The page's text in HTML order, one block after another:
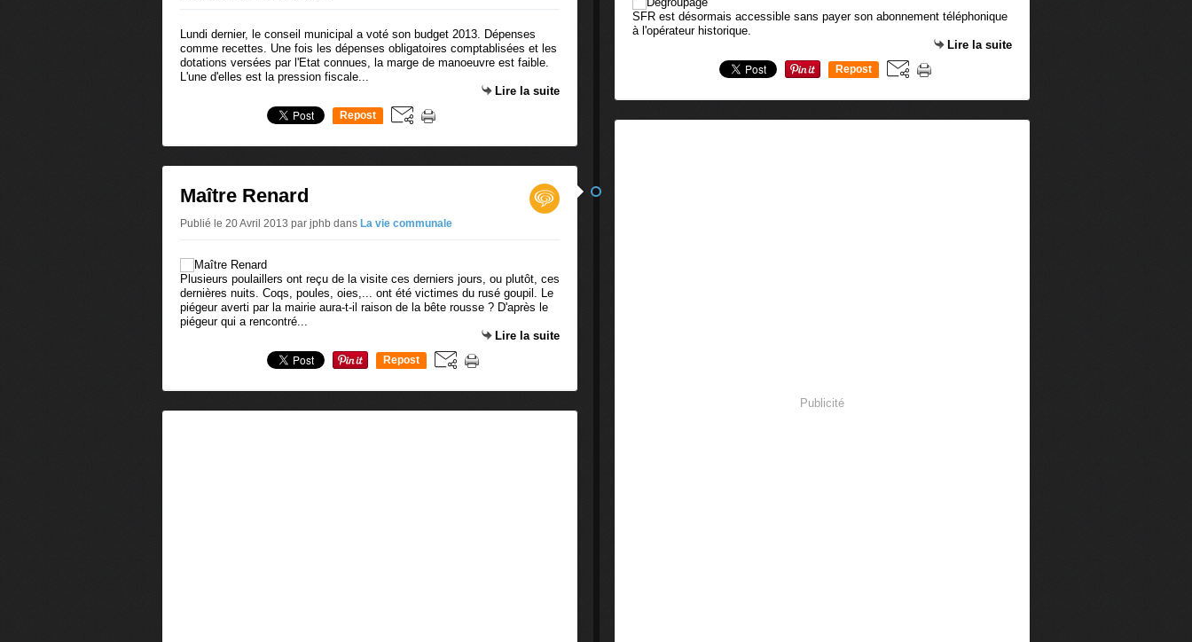
Lundi dernier, le conseil municipal a voté son budget 2013. Dépenses
comme recettes. Une fois les dépenses obligatoires comptablisées et les
dotations versées par l'Etat connues, la marge de manoeuvre est faible.
L'une d'elles est la pression fiscale...
Lire la suite
Repost
Maître Renard
Publié le 20 Avril 2013 par jphb dans La vie communale
Plusieurs poulaillers ont reçu de la visite ces derniers jours, ou plutôt, ces
dernières nuits. Coqs, poules, oies,... ont été victimes du rusé goupil. Le
piégeur averti par la mairie aura-t-il raison de la bête rousse ? D'après le
piégeur qui a rencontré...
Lire la suite
Repost
SFR est désormais accessible sans payer son abonnement téléphonique
à l'opérateur historique.
Lire la suite
Repost
Publicité